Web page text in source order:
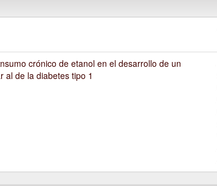
crónico de etanol en el desarrollo de un
al de la diabetes tipo 1